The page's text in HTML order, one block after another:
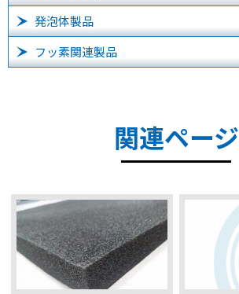
発泡体製品
フッ素関連製品
関連ページ